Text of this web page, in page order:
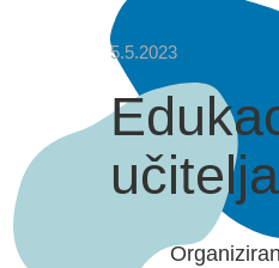
5.5.2023
učitelja